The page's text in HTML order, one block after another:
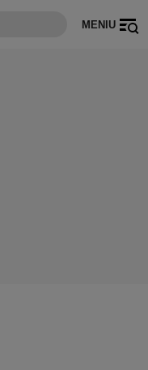
MENIU